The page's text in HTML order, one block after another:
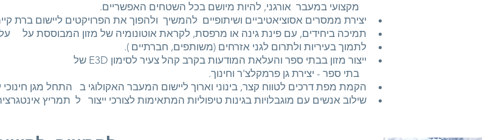
מקצועי במעבר אורגני, להיות מיושם בכל השטחים האפשריים.
יצירת ממסרים אסוציאטיביים ושיתופיים להמשיך ולהפוך את הפרויקטים ליישום ברת
תמיכה ביחידים, עם פינת גינה או מרפסת, לקראת אוטונומיה של מזון המבוססת על על
לתמוך בעיריות ולתרום לגני אזרחים (משותפים, חברתיים ).
ייצור מזון בבתי ספר והעלאת המודעות בקרב קהל צעיר לסימון E3D של
בתי ספר - יצירת גן פרמקלצ'ר וחינוך.
הקמת מפת דרכים לטווח קצר, בינוני וארוך ליישום המעבר האקולוגי ב התחל מגן
שילוב אנשים עם מוגבלויות בגינות טיפוליות המתאימות לצורכי ייצור ל תמריץ